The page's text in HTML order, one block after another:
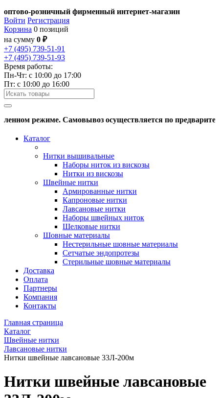
оптово-розничный фирменный интернет-магазин
Войти Регистрация
Корзина 0 позиций
на сумму 0 ₽
+7 (495) 739-51-91
+7 (495) 739-51-93
Время работы:
Пн-Чт: c 10:00 до 17:00
Пт: с 10:00 до 16:00
режиме. Самовывоз осуществляется по
Каталог
Нитки вышивальные
Наборы ниток из вискозы
Нитки из вискозы
Швейные нитки
Армированные нитки
Капроновые нитки
Лавсановые нитки
Наборы швейных ниток
Шелковые нитки
Шовные материалы
Нестерильные шовные материалы
Сетчатые эндопротезы
Стерильные шовные материалы
Доставка
Оплата
Партнеры
Компания
Контакты
Главная страница
Каталог
Швейные нитки
Лавсановые нитки
Нитки швейные лавсановые 33Л-200м
Нитки швейные лавсановые